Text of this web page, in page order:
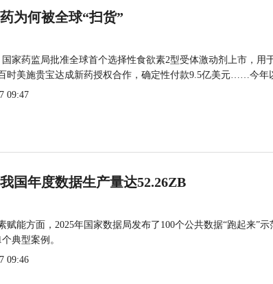
为何被全球“扫货”
家药监局批准全球首个选择性食欲素2型受体激动剂上市，用
时美施贵宝达成新药授权合作，确定性付款9.5亿美元……今年
09:47
国年度数据生产量达52.26ZB
赋能方面，2025年国家数据局发布了100个公共数据“跑起来”
典型案例。
09:46